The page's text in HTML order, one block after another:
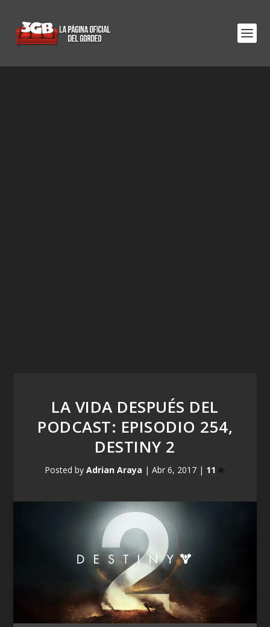
LA VIDA DESPUÉS DEL
PODCAST: EPISODIO 254,
DESTINY 2
Posted by Adrian Araya | Abr 6, 2017 | 11